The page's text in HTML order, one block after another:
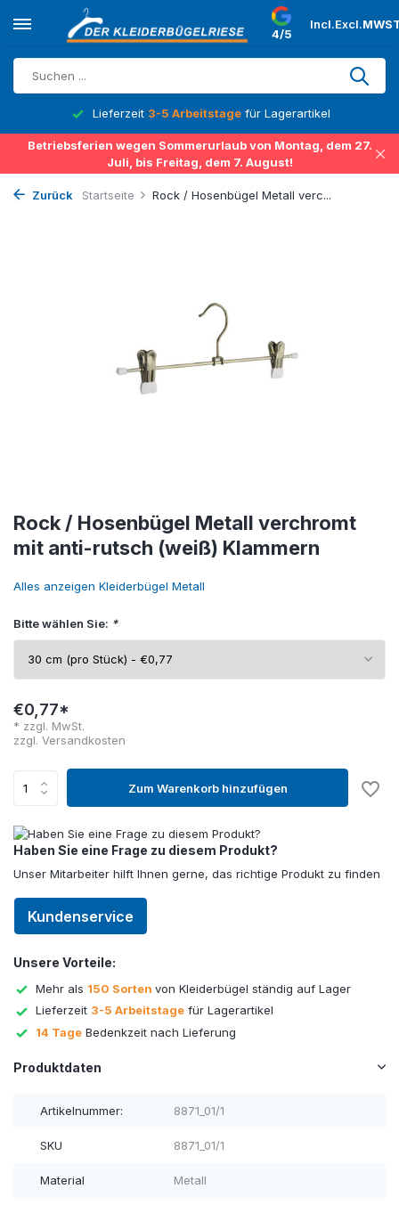
4/5
Incl.Excl.
Lieferzeit 3-5 Arbeitstage für Lagerartikel
Betriebsferien wegen Sommerurlaub von Montag, dem 27.
Juli, bis Freitag, dem 7. August!
Zurück Startseite Rock / Hosenbügel Metall verc...
Rock / Hosenbügel Metall verchromt
mit anti-rutsch (weiß) Klammern
Alles anzeigen Kleiderbügel Metall
Bitte wählen Sie: *
€0,77*
* zzgl. MwSt.
zzgl. Versandkosten
Zum Warenkorb hinzufügen
Haben Sie eine Frage zu diesem Produkt?
Unser Mitarbeiter hilft Ihnen gerne, das richtige Produkt zu finden
Kundenservice
Unsere Vorteile:
Mehr als 150 Sorten von Kleiderbügel ständig auf Lager
Lieferzeit 3-5 Arbeitstage für Lagerartikel
14 Tage Bedenkzeit nach Lieferung
Produktdaten
Artikelnummer: 8871_01/1
SKU 8871_01/1
Material Metall